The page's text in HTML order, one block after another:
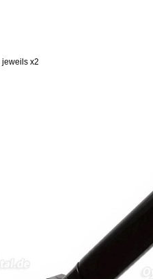
jeweils x2